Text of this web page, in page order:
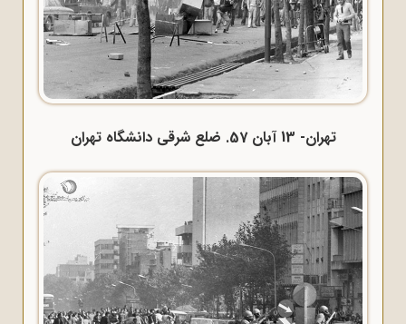
تهران- 13 آبان 57. ضلع شرقی دانشگاه تهران